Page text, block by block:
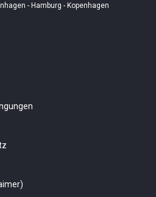
- Hamburg - Kopenhagen